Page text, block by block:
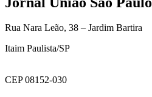
Rua Nara Leão, 38 – Jardim Bartira
Itaim Paulista/SP
CEP 08152-030